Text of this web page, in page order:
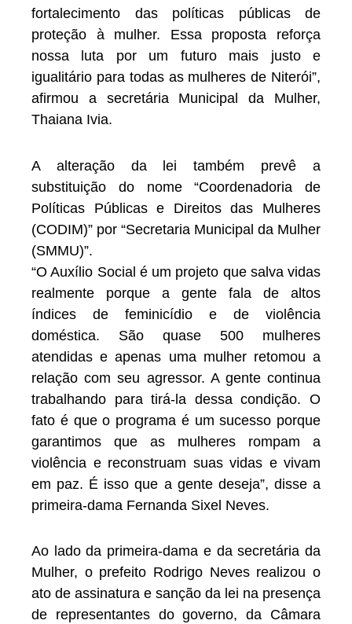
fortalecimento das políticas públicas de
proteção à mulher. Essa proposta reforça
nossa luta por um futuro mais justo e
igualitário para todas as mulheres de Niterói”,
afirmou a secretária Municipal da Mulher,
Thaiana Ivia.
A alteração da lei também prevê a
substituição do nome “Coordenadoria de
Políticas Públicas e Direitos das Mulheres
(CODIM)” por “Secretaria Municipal da Mulher
(SMMU)”.
“O Auxílio Social é um projeto que salva vidas
realmente porque a gente fala de altos
índices de feminicídio e de violência
doméstica. São quase 500 mulheres
atendidas e apenas uma mulher retomou a
relação com seu agressor. A gente continua
trabalhando para tirá-la dessa condição. O
fato é que o programa é um sucesso porque
garantimos que as mulheres rompam a
violência e reconstruam suas vidas e vivam
em paz. É isso que a gente deseja”, disse a
primeira-dama Fernanda Sixel Neves.
Ao lado da primeira-dama e da secretária da
Mulher, o prefeito Rodrigo Neves realizou o
ato de assinatura e sanção da lei na presença
de representantes do governo, da Câmara